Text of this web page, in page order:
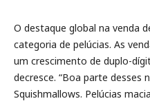
O destaque global na venda
categoria de pelúcias. As
um crescimento de duplo-
decresce. “Boa parte desses
Squishmallows. Pelúcias